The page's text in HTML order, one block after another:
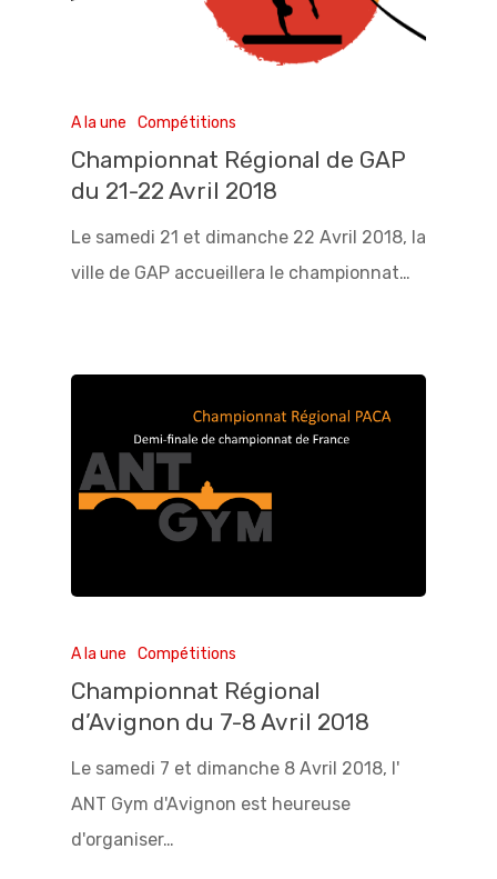
A la une Compétitions
Championnat Régional de GAP
du 21-22 Avril 2018
Le samedi 21 et dimanche 22 Avril 2018, la
ville de GAP accueillera le championnat…
A la une Compétitions
Championnat Régional
d’Avignon du 7-8 Avril 2018
Le samedi 7 et dimanche 8 Avril 2018, l'
ANT Gym d'Avignon est heureuse
d'organiser…